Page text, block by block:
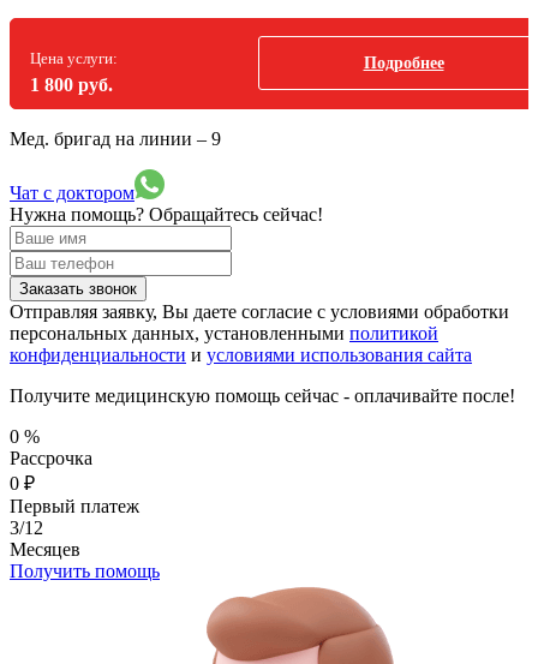
Цена услуги:
1 800 руб.
Подробнее
Мед. бригад на линии – 9
Чат с доктором
Нужна помощь? Обращайтесь сейчас!
Заказать звонок
Отправляя заявку, Вы даете согласие с условиями обработки
персональных данных, установленными политикой
конфиденциальности и условиями использования сайта
Получите медицинскую помощь сейчас - оплачивайте после!
0 %
Рассрочка
0 ₽
Первый платеж
3/12
Месяцев
Получить помощь